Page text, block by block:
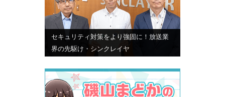
セキュリティ対策をより強固に！放送業
界の先駆け・シンクレイヤ